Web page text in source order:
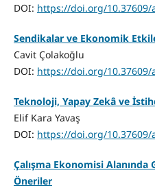
DOI: https://doi.org/10.37609/
Sendikalar ve Ekonomik
Cavit Çolakoğlu
DOI: https://doi.org/10.37609/
Teknoloji, Yapay Zekâ ve
Elif Kara Yavaş
DOI: https://doi.org/10.37609/
Çalışma Ekonomisi Alanında
Öneriler